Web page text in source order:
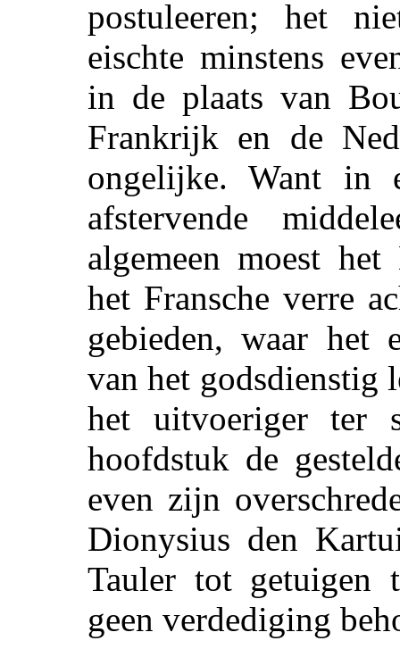
postuleeren; het
eischte minstens
in de plaats van
Frankrijk en de
ongelijke. Want in
afstervende
algemeen moest
het Fransche verre
gebieden, waar het
van het godsdienstig
het uitvoeriger ter
hoofdstuk de
even zijn
Dionysius den
Tauler tot getuigen
geen verdediging